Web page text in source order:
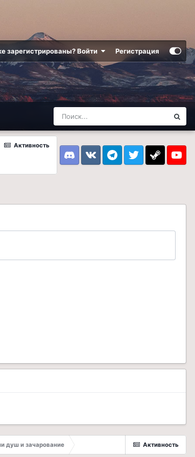
зарегистрированы? Войти Регистрация
Активность
DiscordVK TelegramTwitter Steam
Активность
душ и зачарование